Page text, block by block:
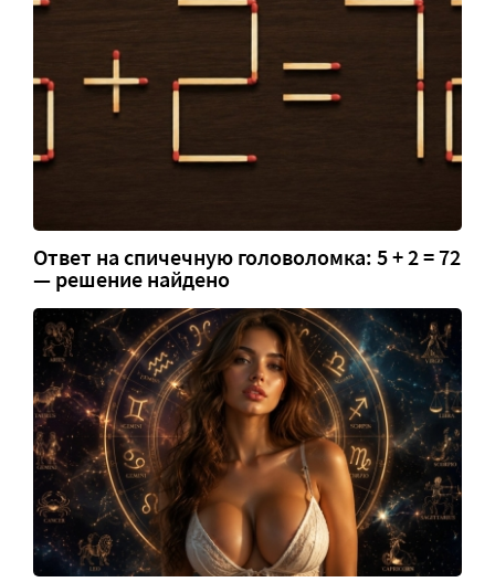
Ответ на спичечную головоломка: 5 + 2 = 72
— решение найдено